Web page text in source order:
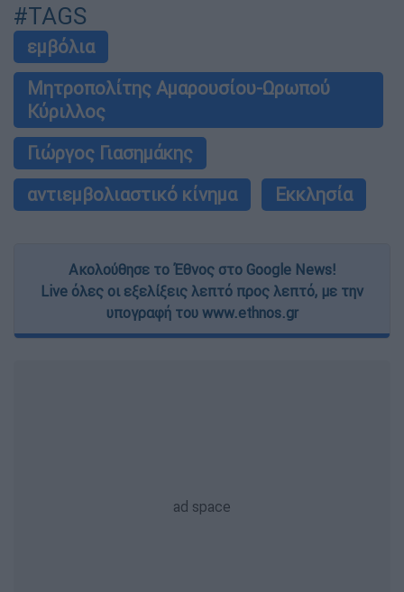
#TAGS
εμβόλια
Μητροπολίτης Αμαρουσίου-Ωρωπού
Κύριλλος
Γιώργος Γιασημάκης
αντιεμβολιαστικό κίνημα
Εκκλησία
Ακολούθησε το Έθνος στο Google News!
Live όλες οι εξελίξεις λεπτό προς λεπτό, με την
υπογραφή του www.ethnos.gr